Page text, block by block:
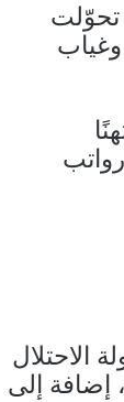
تحوّلت
الاحتلال
إضافة إلى